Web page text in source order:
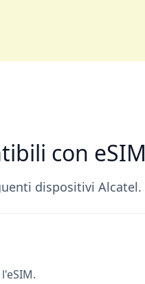
con eSIM
dispositivi Alcatel.